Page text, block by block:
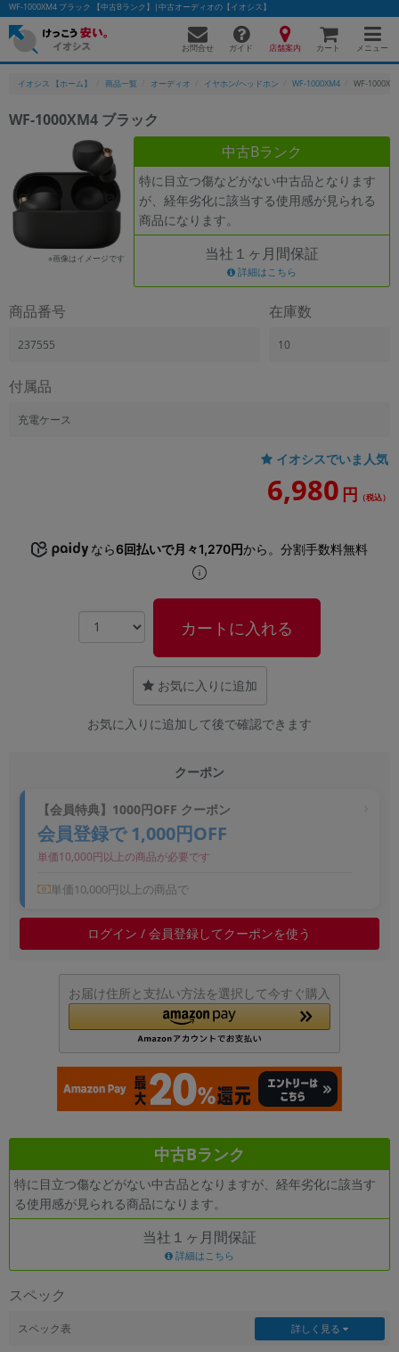
WF-1000XM4 ブラック 【中古Bランク】|中古オーディオの【イオシス】
お問合せ ガイド 店舗案内 カート メニュー
イオシス 【ホーム】 商品一覧 オーディオ イヤホン/ヘッドホン WF-1000XM4 WF-
WF-1000XM4 ブラック
※画像はイメージです
中古Bランク
特に目立つ傷などがない中古品となります
が、経年劣化に該当する使用感が見られる
商品になります。
当社１ヶ月間保証
詳細はこちら
商品番号
237555
在庫数
10
付属品
充電ケース
イオシスでいま人気
6,980 円 （税込）
なら6回払いで月々1,270円から。分割手数料無料
カートに入れる
お気に入りに追加
お気に入りに追加して後で確認できます
クーポン
【会員特典】1000円OFF クーポン
会員登録で 1,000円OFF
単価10,000円以上の商品が必要です
単価10,000円以上の商品で
ログイン / 会員登録してクーポンを使う
お届け住所と支払い方法を選択して今すぐ購入
中古Bランク
特に目立つ傷などがない中古品となりますが、経年劣化に該当す
る使用感が見られる商品になります。
当社１ヶ月間保証
詳細はこちら
スペック
スペック表 詳しく見る
かんたんパソコン検索に切り替える
フリーワード
除外ワード
カテゴリー
商品シリーズ名・ブランド名の絞り込み。
メモリ
~
容量
~
円 ～
年 月 まで
各項目のチェックボックスは「or検索」となります。
ただし機能別のみ「and検索」となります。